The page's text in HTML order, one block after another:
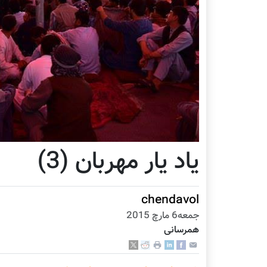
یاد یار مهربان (3)
chendavol
جمعه6 مارچ 2015
همرسانی